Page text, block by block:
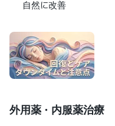
自然に改善
外用薬・内服薬治療